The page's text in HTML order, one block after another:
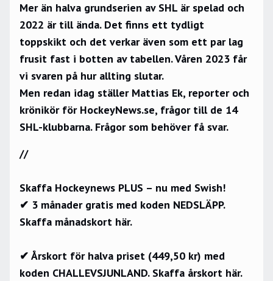
Mer än halva grundserien av SHL är spelad och
2022 är till ända. Det finns ett tydligt
toppskikt och det verkar även som ett par lag
frusit fast i botten av tabellen. Våren 2023 får
vi svaren på hur allting slutar.
Men redan idag ställer Mattias Ek, reporter och
krönikör för HockeyNews.se, frågor till de 14
SHL-klubbarna. Frågor som behöver få svar.
//
Skaffa Hockeynews PLUS – nu med Swish!
✔ 3 månader gratis med koden NEDSLÄPP.
Skaffa månadskort här.
✔ Årskort för halva priset (449,50 kr) med
koden CHALLEVSJUNLAND. Skaffa årskort här.